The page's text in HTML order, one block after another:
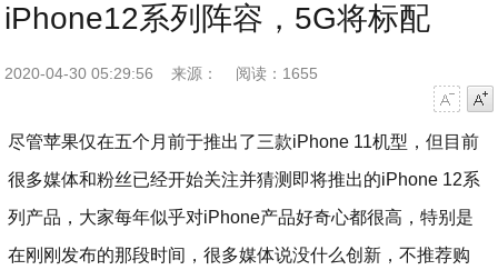
iPhone12系列阵容，5G将标配
2020-04-30 05:29:56 来源：
阅读：1655
尽管苹果仅在五个月前于推出了三款iPhone 11机型，但目前
很多媒体和粉丝已经开始关注并猜测即将推出的iPhone 12系
列产品，大家每年似乎对iPhone产品好奇心都很高，特别是
在刚刚发布的那段时间，很多媒体说没什么创新，不推荐购